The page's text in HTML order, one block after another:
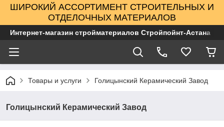
ШИРОКИЙ АССОРТИМЕНТ СТРОИТЕЛЬНЫХ И
ОТДЕЛОЧНЫХ МАТЕРИАЛОВ
Интернет-магазин стройматериалов Стройпойнт-Астана
Товары и услуги Голицынский Керамический Завод
Голицынский Керамический Завод